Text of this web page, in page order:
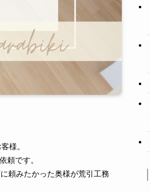
様。
頼です。
頼みたかった奥様が荒引工務